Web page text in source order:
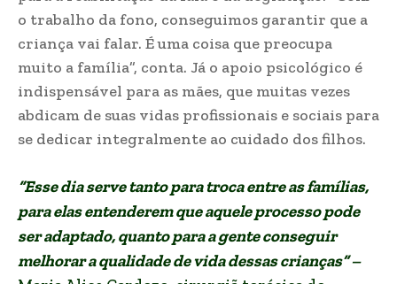
o trabalho da fono, conseguimos garantir que a
criança vai falar. É uma coisa que preocupa
muito a família”, conta. Já o apoio psicológico é
indispensável para as mães, que muitas vezes
abdicam de suas vidas profissionais e sociais para
se dedicar integralmente ao cuidado dos filhos.
“Esse dia serve tanto para troca entre as famílias,
para elas entenderem que aquele processo pode
ser adaptado, quanto para a gente conseguir
melhorar a qualidade de vida dessas crianças” –